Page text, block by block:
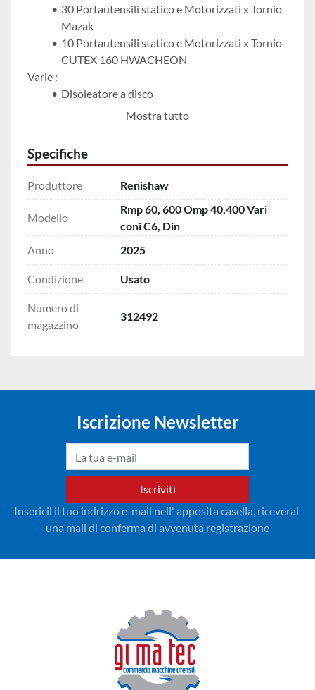
30 Portautensili statico e Motorizzati x Tornio
Mazak
10 Portautensili statico e Motorizzati x Tornio
CUTEX 160 HWACHEON
Varie :
Disoleatore a disco
Mandrini VariMostra tutto
Specifiche
Produttore Renishaw
Modello
Rmp 60, 600 Omp 40,400 Vari
coni C6, Din
Anno
2025
Condizione Usato
Numero di
magazzino
312492
Iscrizione Newsletter
Iscriviti
Insericil il tuo indrizzo e-mail nell' apposita casella, riceverai
una mail di conferma di avvenuta registrazione